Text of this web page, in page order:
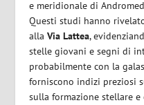
e meridionale di
Questi studi hanno
allaVia Lattea,
stelle giovani e segni di
probabilmente con la
forniscono indizi preziosi
sulla formazione stellare